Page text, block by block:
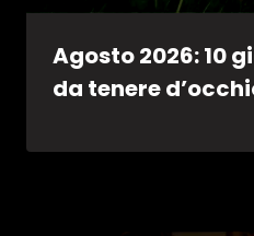
Agosto 2026: 10
da tenere